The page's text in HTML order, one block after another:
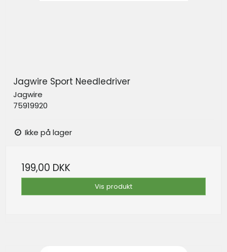
Jagwire Sport Needledriver
Jagwire
75919920
Ikke på lager
199,00 DKK
Vis produkt